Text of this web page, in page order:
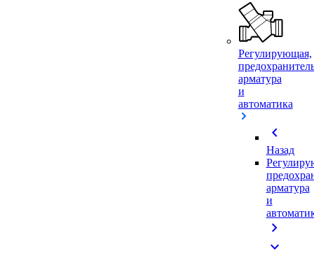
Регулирующая,
арматура
и
автоматика
chevron_left
Назад
арматура
и
chevron_right
expand_more